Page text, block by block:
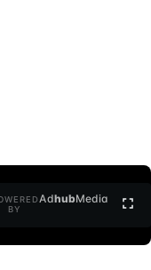
BY
AdhubMedia